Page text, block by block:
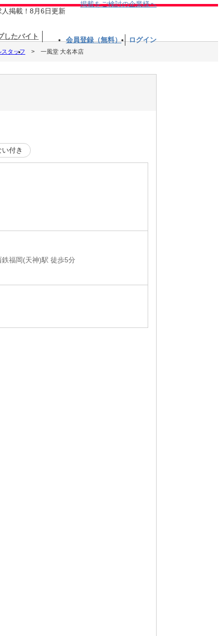
人掲載！8月6日更新
掲載をご検討の企業様へ
したバイト 会員登録（無料） ログイン
タッフ 一風堂 大名本店
付き
福岡(天神)駅 徒歩5分